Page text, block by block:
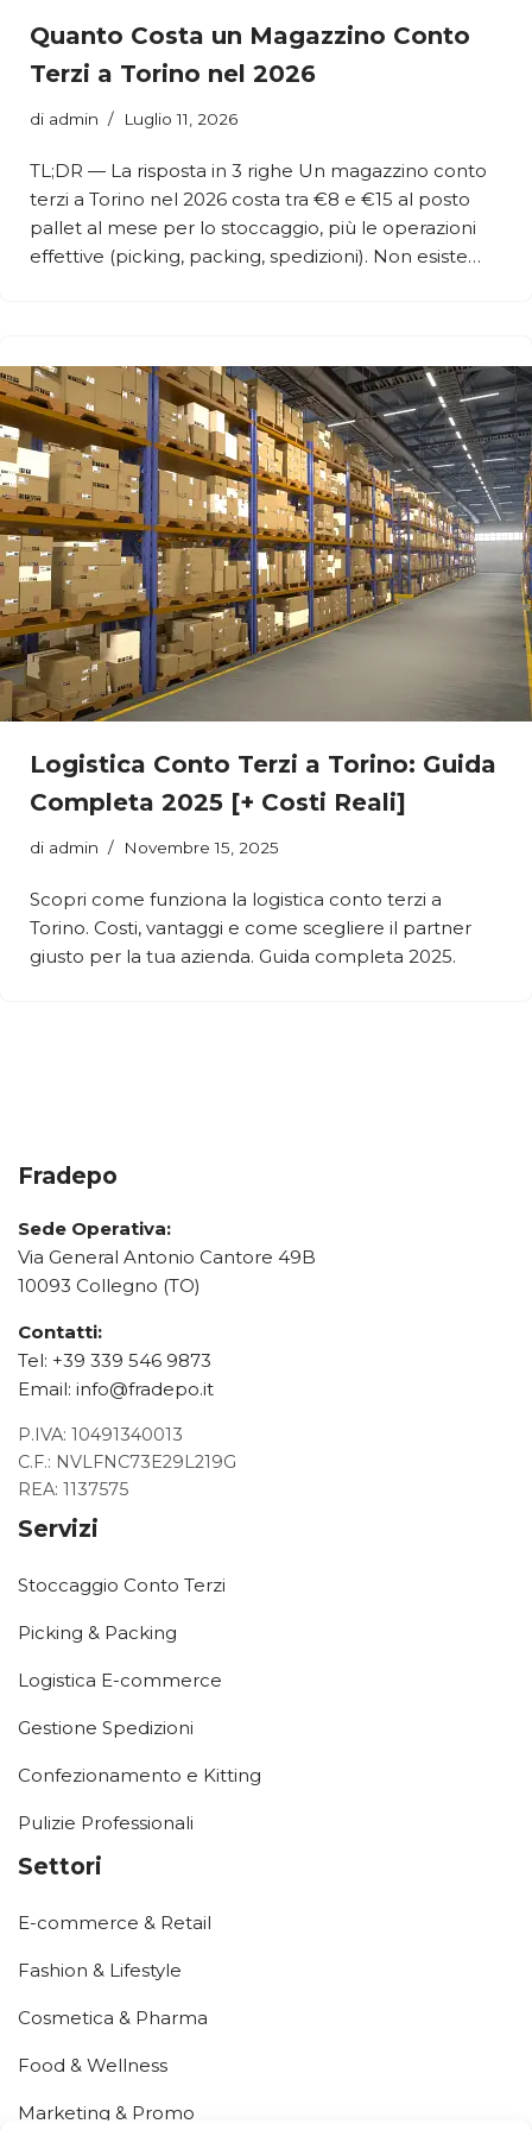
Quanto Costa un Magazzino Conto
Terzi a Torino nel 2026
di admin Luglio 11, 2026
TL;DR — La risposta in 3 righe Un magazzino conto
terzi a Torino nel 2026 costa tra €8 e €15 al posto
pallet al mese per lo stoccaggio, più le operazioni
effettive (picking, packing, spedizioni). Non esiste…
Logistica Conto Terzi a Torino: Guida
Completa 2025 [+ Costi Reali]
di admin Novembre 15, 2025
Scopri come funziona la logistica conto terzi a
Torino. Costi, vantaggi e come scegliere il partner
giusto per la tua azienda. Guida completa 2025.
Fradepo
Sede Operativa:
Via General Antonio Cantore 49B
10093 Collegno (TO)
Contatti:
Tel: +39 339 546 9873
Email: info@fradepo.it
P.IVA: 10491340013
C.F.: NVLFNC73E29L219G
REA: 1137575
Servizi
Stoccaggio Conto Terzi
Picking & Packing
Logistica E-commerce
Gestione Spedizioni
Confezionamento e Kitting
Pulizie Professionali
Settori
E-commerce & Retail
Fashion & Lifestyle
Cosmetica & Pharma
Food & Wellness
Marketing & Promo